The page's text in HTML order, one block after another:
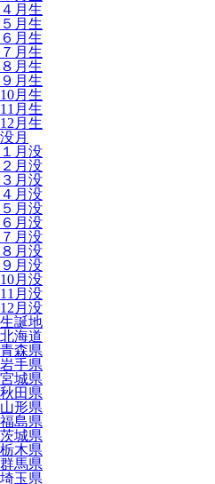
４月生
５月生
６月生
７月生
８月生
９月生
10月生
11月生
12月生
没月
１月没
２月没
３月没
４月没
５月没
６月没
７月没
８月没
９月没
10月没
11月没
12月没
生誕地
北海道
青森県
岩手県
宮城県
秋田県
山形県
福島県
茨城県
栃木県
群馬県
埼玉県